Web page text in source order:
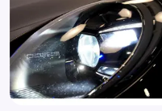
Binnenspiegel
Bluetooth
Boordcomputer
Bots herkenning systeem
BSCS